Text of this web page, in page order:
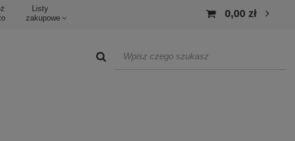
Listy
zakupowe
0,00 zł